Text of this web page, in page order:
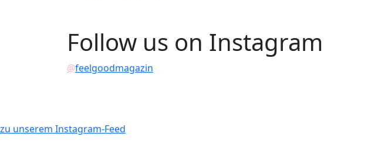
Follow us on Instagram
@feelgoodmagazin
zu unserem Instagram-Feed